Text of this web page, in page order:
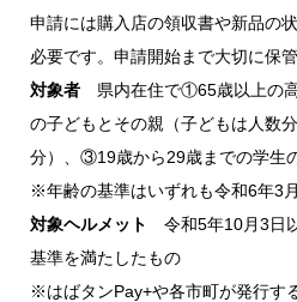
申請には購入店の領収書や新品の
必要です。申請開始まで大切に保
対象者 県内在住で①65歳以上の
の子どもとその親（子どもは人数
分）、③19歳から29歳までの学生
※年齢の基準はいずれも令和6年3
対象ヘルメット
令和5年10月3日
基準を満たしたもの
※はばタンPay+や各市町が発行す